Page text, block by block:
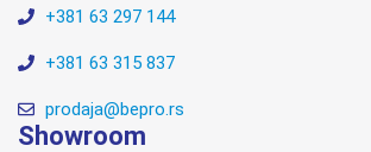
+381 63 297 144
+381 63 315 837
prodaja@bepro.rs
Showroom